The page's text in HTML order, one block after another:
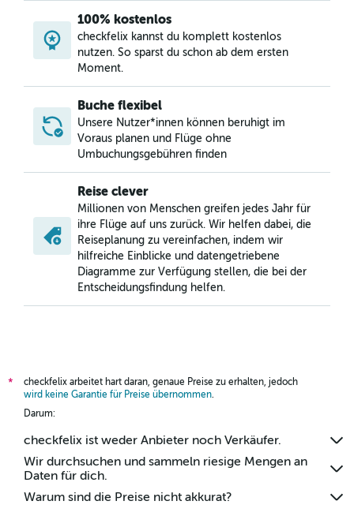
100% kostenlos
checkfelix kannst du komplett kostenlos
nutzen. So sparst du schon ab dem ersten
Moment.
Buche flexibel
Unsere Nutzer*innen können beruhigt im
Voraus planen und Flüge ohne
Umbuchungsgebühren finden
Reise clever
Millionen von Menschen greifen jedes Jahr für
ihre Flüge auf uns zurück. Wir helfen dabei, die
Reiseplanung zu vereinfachen, indem wir
hilfreiche Einblicke und datengetriebene
Diagramme zur Verfügung stellen, die bei der
Entscheidungsfindung helfen.
*
checkfelix arbeitet hart daran, genaue Preise zu erhalten, jedoch
wird keine Garantie für Preise übernommen.
Darum:
checkfelix ist weder Anbieter noch Verkäufer.
Wir durchsuchen und sammeln riesige Mengen an
Daten für dich.
Warum sind die Preise nicht akkurat?